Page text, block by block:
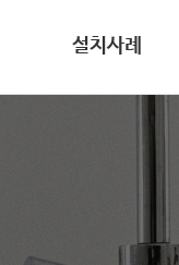
설치사례